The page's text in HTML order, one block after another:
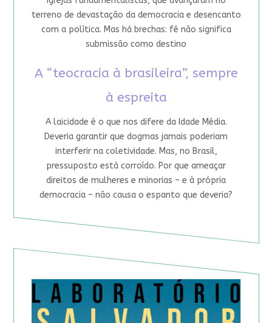
terreno de devastação da democracia e desencanto
com a política. Mas há brechas: fé não significa
submissão como destino
A “teocracia à brasileira”, sempre
à espreita
A laicidade é o que nos difere da Idade Média.
Deveria garantir que dogmas jamais poderiam
interferir na coletividade. Mas, no Brasil,
pressuposto está corroído. Por que ameaçar
direitos de mulheres e minorias – e à própria
democracia – não causa o espanto que deveria?